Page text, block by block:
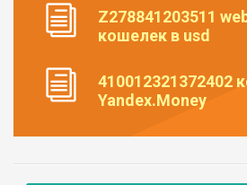
Z278841203511
кошелек в usd
410012321372402
Yandex.Money